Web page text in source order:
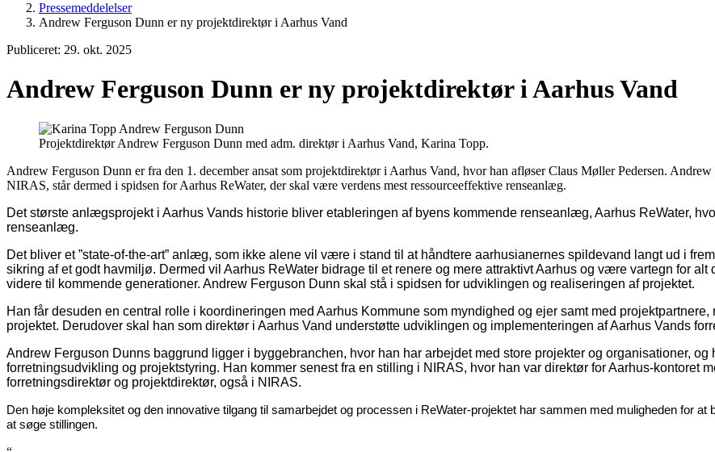
Pressemeddelelser
Andrew Ferguson Dunn er ny projektdirektør i Aarhus Vand
Publiceret: 29. okt. 2025
Andrew Ferguson Dunn er ny projektdirektør i Aarhus Vand
Projektdirektør Andrew Ferguson Dunn med adm. direktør i Aarhus Vand, Karina Topp.
Andrew Ferguson Dunn er fra den 1. december ansat som projektdirektør i Aarhus Vand, hvor han afløser Claus Møller Pedersen.
NIRAS, står dermed i spidsen for Aarhus ReWater, der skal være verdens mest ressourceeffektive renseanlæg.
Det største anlægsprojekt i Aarhus Vands historie bliver etableringen af byens kommende renseanlæg, Aarhus ReWater,
renseanlæg.
Det bliver et ”state-of-the-art” anlæg, som ikke alene vil være i stand til at håndtere aarhusianernes spildevand langt ud i
sikring af et godt havmiljø. Dermed vil Aarhus ReWater bidrage til et renere og mere attraktivt Aarhus og være vartegn for
videre til kommende generationer. Andrew Ferguson Dunn skal stå i spidsen for udviklingen og realiseringen af projektet.
Han får desuden en central rolle i koordineringen med Aarhus Kommune som myndighed og ejer samt med
projektet. Derudover skal han som direktør i Aarhus Vand understøtte udviklingen og implementeringen af Aarhus Vands
Andrew Ferguson Dunns baggrund ligger i byggebranchen, hvor han har arbejdet med store projekter og organisationer,
forretningsudvikling og projektstyring. Han kommer senest fra en stilling i NIRAS, hvor han var direktør for Aarhus-kontoret
forretningsdirektør og projektdirektør, også i NIRAS.
Den høje kompleksitet og den innovative tilgang til samarbejdet og processen i ReWater-projektet har sammen med muligheden for
at søge stillingen.